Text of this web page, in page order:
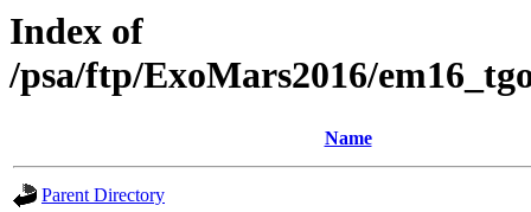
Index of
/psa/ftp/ExoMars2016/
Name
Parent Directory